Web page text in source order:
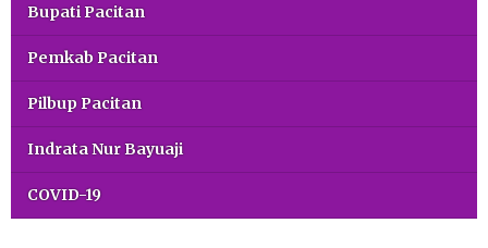
Bupati Pacitan
Pemkab Pacitan
Pilbup Pacitan
Indrata Nur Bayuaji
COVID-19